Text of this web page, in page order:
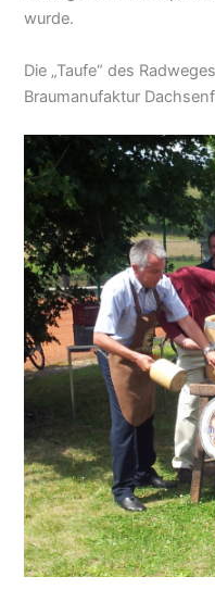
wurde.
Die „Taufe“ des
Braumanufaktur